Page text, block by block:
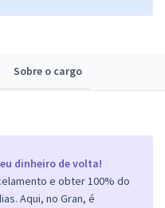
Sobre o cargo
dinheiro de volta!
e obter 100% do
Aqui, no Gran, é